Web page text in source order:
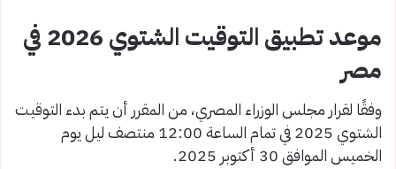
موعد تطبيق التوقيت الشتوي 2026 في
مصر
وفقًا لقرار مجلس الوزراء المصري، من المقرر أن يتم بدء التوقيت
الشتوي 2025 في تمام الساعة 12:00 منتصف ليل يوم
الخميس الموافق 30 أكتوبر 2025.